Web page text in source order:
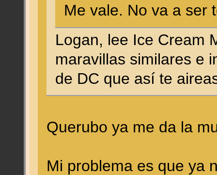
Me vale. No va a
Logan, lee Ice Cream
maravillas similares e
de DC que así te
Querubo ya me da la
Mi problema es que ya